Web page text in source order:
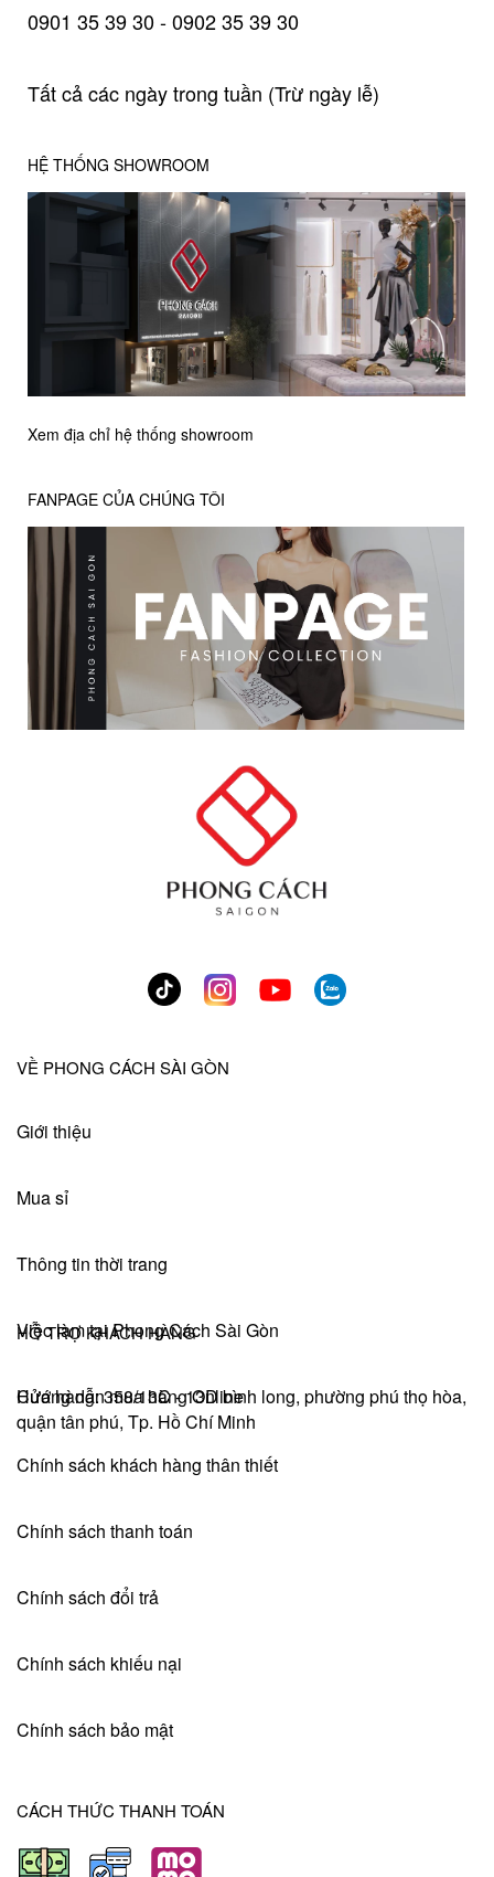
0901 35 39 30 - 0902 35 39 30
Tất cả các ngày trong tuần (Trừ ngày lễ)
Xem địa chỉ hệ thống showroom
HỆ THỐNG SHOWROOM
FANPAGE CỦA CHÚNG TÔI
HỖ TRỢ KHÁCH HÀNG
Hướng dẫn mua hàng Online
Chính sách khách hàng thân thiết
Chính sách thanh toán
Chính sách đổi trả
Chính sách khiếu nại
Chính sách bảo mật
VỀ PHONG CÁCH SÀI GÒN
Giới thiệu
Mua sỉ
Thông tin thời trang
Việc làm tại Phong Cách Sài Gòn
Cửa hàng: 358/13C - 13D bình long, phường phú thọ hòa,
quận tân phú, Tp. Hồ Chí Minh
CÁCH THỨC THANH TOÁN